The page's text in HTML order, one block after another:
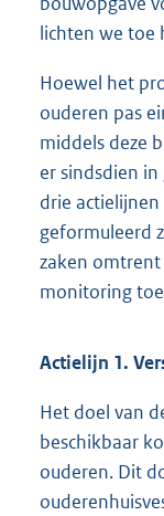
lichten we toe
Hoewel het
ouderen pas
middels deze
er sindsdien in
drie
geformuleerd
zaken
monitoring
Actielijn 1.
Het doel van
beschikbaar
ouderen. Dit